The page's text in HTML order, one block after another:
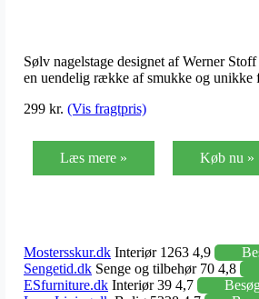
Sølv nagelstage designet af Werner
en uendelig række af smukke og unikke
299 kr. (Vis fragtpris)
Læs mere » Køb nu »
Mostersskur.dk Interiør 1263 4,9
Sengetid.dk Senge og tilbehør 70 4,8
ESfurniture.dk Interiør 39 4,7